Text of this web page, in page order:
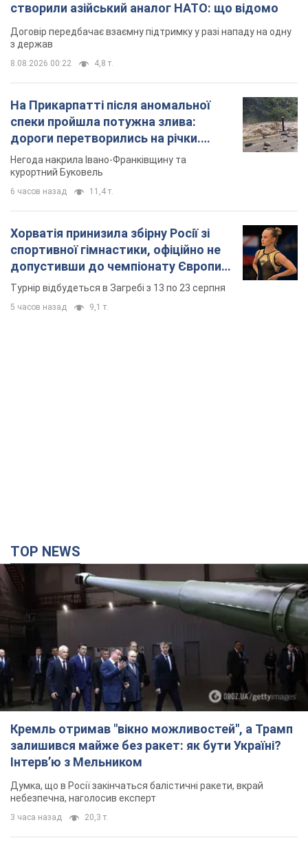
створили азійський аналог НАТО: що відомо
Договір передбачає взаємну підтримку у разі нападу на одну
з держав
8.08.2026 00:22 4,8 т.
На Прикарпатті після аномальної
спеки пройшла потужна злива:
дороги перетворились на річки.
Відео
Негода накрила Івано-Франківщину та
курортний Буковель
6 часов назад 11,4 т.
Хорватія принизила збірну Росії зі
спортивної гімнастики, офіційно не
допустивши до чемпіонату Європи
основних спортсменів
Турнір відбудеться в Загребі з 13 по 23 серпня
5 часов назад 9,1 т.
TOP NEWS
Кремль отримав "вікно можливостей", а Трамп
залишився майже без ракет: як бути Україні?
Інтерв’ю з Мельником
Думка, що в Росії закінчаться балістичні ракети, вкрай
небезпечна, наголосив експерт
3 часа назад 20,3 т.